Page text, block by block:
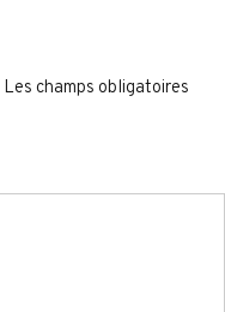
Les champs obligatoires